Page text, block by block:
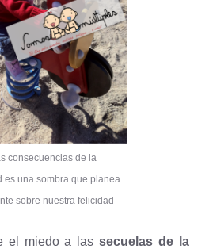
consecuencias de la
es una sombra que planea
sobre nuestra felicidad
el miedo a lassecuelas de la